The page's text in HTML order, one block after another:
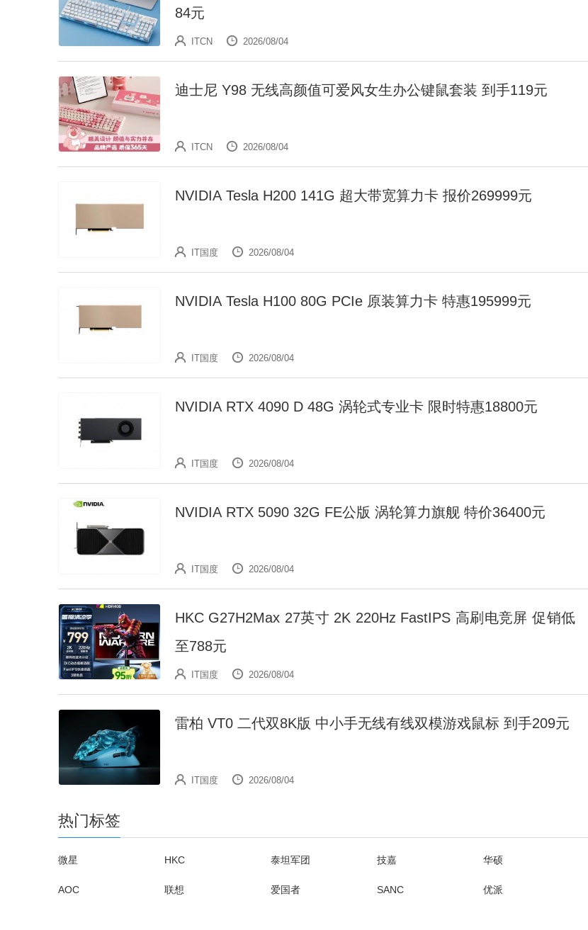
84元
ITCN 2026/08/04
迪士尼 Y98 无线高颜值可爱风女生办公键鼠套装 到手119元
ITCN 2026/08/04
NVIDIA Tesla H200 141G 超大带宽算力卡 报价269999元
IT国度 2026/08/04
NVIDIA Tesla H100 80G PCIe 原装算力卡 特惠195999元
IT国度 2026/08/04
NVIDIA RTX 4090 D 48G 涡轮式专业卡 限时特惠18800元
IT国度 2026/08/04
NVIDIA RTX 5090 32G FE公版 涡轮算力旗舰 特价36400元
IT国度 2026/08/04
HKC G27H2Max 27英寸 2K 220Hz FastIPS 高刷电竞屏 促销低
至788元
IT国度 2026/08/04
雷柏 VT0 二代双8K版 中小手无线有线双模游戏鼠标 到手209元
IT国度 2026/08/04
热门标签
微星 HKC 泰坦军团 技嘉 华硕
AOC 联想 爱国者 SANC 优派